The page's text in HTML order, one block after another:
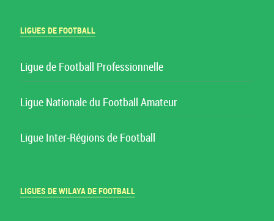
LIGUES DE FOOTBALL
Ligue de Football Professionnelle
Ligue Nationale du Football Amateur
Ligue Inter-Régions de Football
LIGUES DE WILAYA DE FOOTBALL